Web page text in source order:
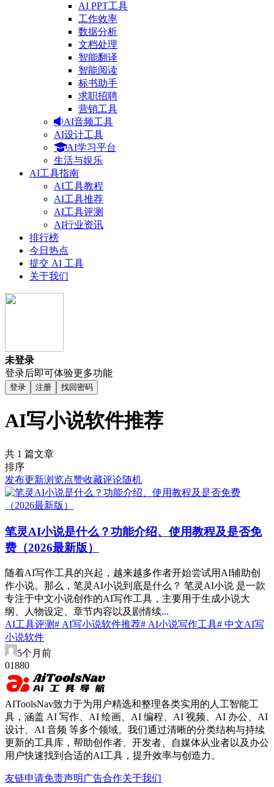
AI PPT工具
工作效率
数据分析
文档处理
智能翻译
智能阅读
标书助手
求职招聘
营销工具
AI音频工具
AI设计工具
AI学习平台
生活与娱乐
AI工具指南
AI工具教程
AI工具推荐
AI工具评测
AI行业资讯
排行榜
今日热点
提交 AI 工具
关于我们
未登录
登录后即可体验更多功能
登录 注册 找回密码
AI写小说软件推荐
共 1 篇文章
排序
发布更新浏览点赞收藏评论随机
笔灵AI小说是什么？功能介绍、使用教程及是否免
费（2026最新版）
随着AI写作工具的兴起，越来越多作者开始尝试用AI辅助创
作小说。那么，笔灵AI小说到底是什么？ 笔灵AI小说 是一款
专注于中文小说创作的AI写作工具，主要用于生成小说大
纲、人物设定、章节内容以及剧情续...
AI工具评测# AI写小说软件推荐# AI小说写作工具# 中文AI写
小说软件
5个月前
01880
AIToolsNav致力于为用户精选和整理各类实用的人工智能工
具，涵盖 AI 写作、AI 绘画、AI 编程、AI 视频、AI 办公、AI
设计、AI 音频 等多个领域。我们通过清晰的分类结构与持续
更新的工具库，帮助创作者、开发者、自媒体从业者以及办公
用户快速找到合适的AI工具，提升效率与创造力。
友链申请免责声明 广告合作关于我们